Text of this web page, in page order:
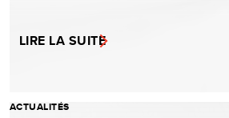
LIRE LA SUITE
ACTUALITÉS